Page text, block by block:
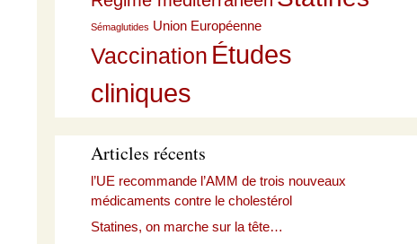
Sémaglutides Union Européenne
Vaccination Études
cliniques
Articles récents
l’UE recommande l’AMM de trois nouveaux
médicaments contre le cholestérol
Statines, on marche sur la tête…